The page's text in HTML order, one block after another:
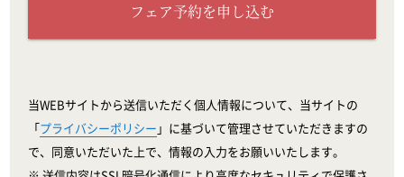
フェア予約を申し込む
当WEBサイトから送信いただく個人情報について、当サイトの
「プライバシーポリシー 」に基づいて管理させていただきますの
で、同意いただいた上で、情報の入力をお願いいたします。